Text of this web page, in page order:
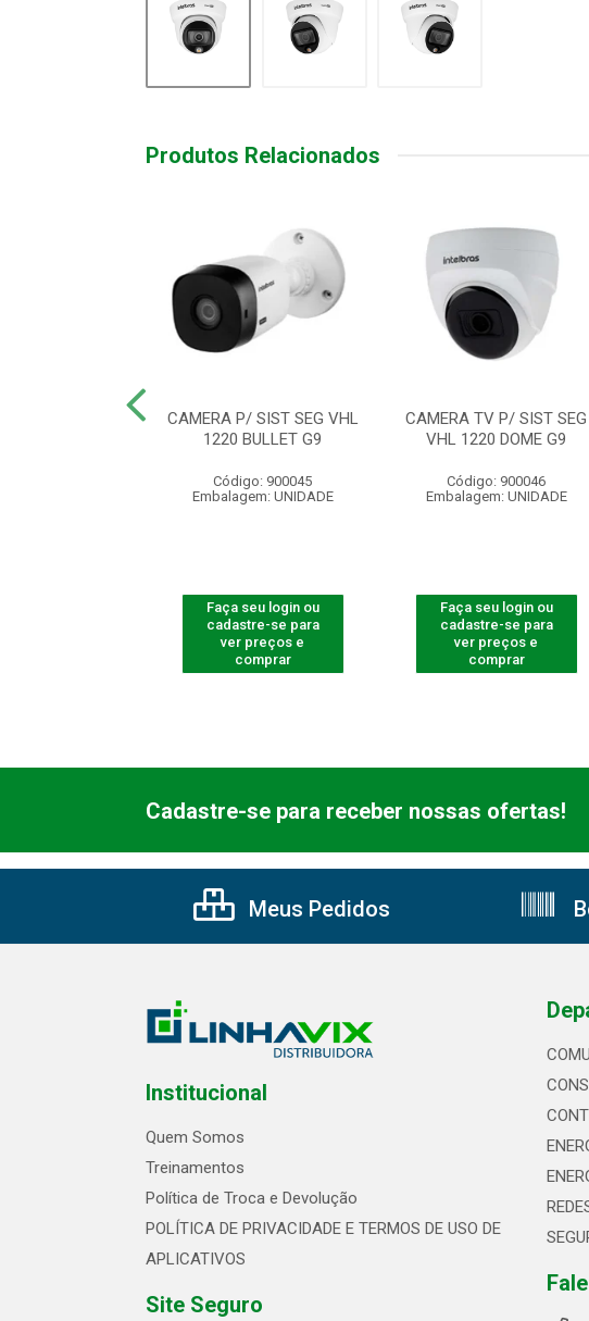
Produtos Relacionados
CAMERA P/ SIST SEG VHL
1220 BULLET G9
Código: 900045
Embalagem: UNIDADE
Faça seu login ou
cadastre-se para
ver preços e
comprar
CAMERA TV P/ SIST SEG
VHL 1220 DOME G9
Código: 900046
Embalagem: UNIDADE
Faça seu login ou
cadastre-se para
ver preços e
comprar
Cadastre-se para receber nossas ofertas!
Meus Pedidos
Institucional
Quem Somos
Treinamentos
Política de Troca e Devolução
POLÍTICA DE PRIVACIDADE E TERMOS DE USO DE
APLICATIVOS
Site Seguro